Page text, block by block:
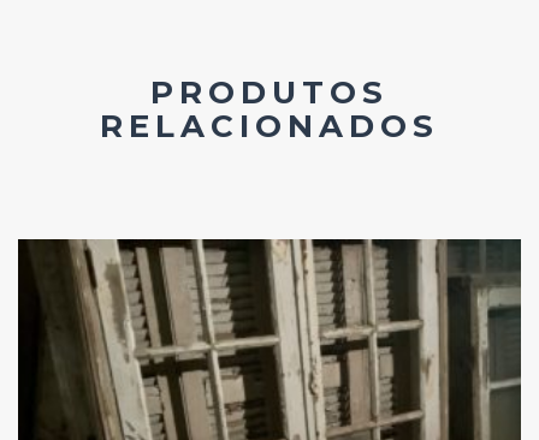
PRODUTOS
RELACIONADOS